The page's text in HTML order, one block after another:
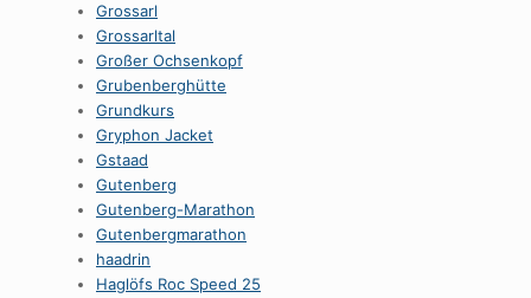
Grossarl
Grossarltal
Großer Ochsenkopf
Grubenberghütte
Grundkurs
Gryphon Jacket
Gstaad
Gutenberg
Gutenberg-Marathon
Gutenbergmarathon
haadrin
Haglöfs Roc Speed 25